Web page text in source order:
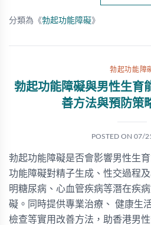
分類為《勃起功能障礙》
勃起功能障
勃起功能障礙與男性生育
善方法與預防策
POSTED ON 07/
勃起功能障礙是否會影響男性生
功能障礙對精子生成、性交過程
明糖尿病、心血管疾病等潛在疾
礙。同時提供專業治療、 健康生
檢查等實用改善方法，助香港男